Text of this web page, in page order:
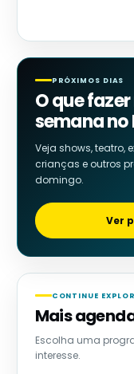
PRÓXIMOS DIAS
O que
semana no
Veja shows, teatro,
crianças e outros
domingo.
Ver
CONTINUE
Mais
Escolha uma
interesse.